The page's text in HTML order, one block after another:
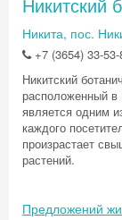
Никита, пос.
+7 (3654) 33-
Никитский
расположенный в
является одним
каждого
произрастает
растений.
Предложений